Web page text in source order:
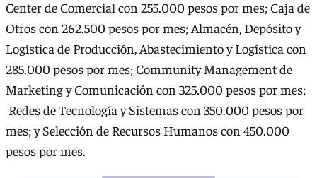
Center de Comercial con 255.000 pesos por mes; Caja de
Otros con 262.500 pesos por mes; Almacén, Depósito y
Logística de Producción, Abastecimiento y Logística con
285.000 pesos por mes; Community Management de
Marketing y Comunicación con 325.000 pesos por mes;
Redes de Tecnología y Sistemas con 350.000 pesos por
mes; y Selección de Recursos Humanos con 450.000
pesos por mes.